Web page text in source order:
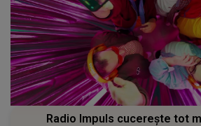
Radio Impuls cucerește tot